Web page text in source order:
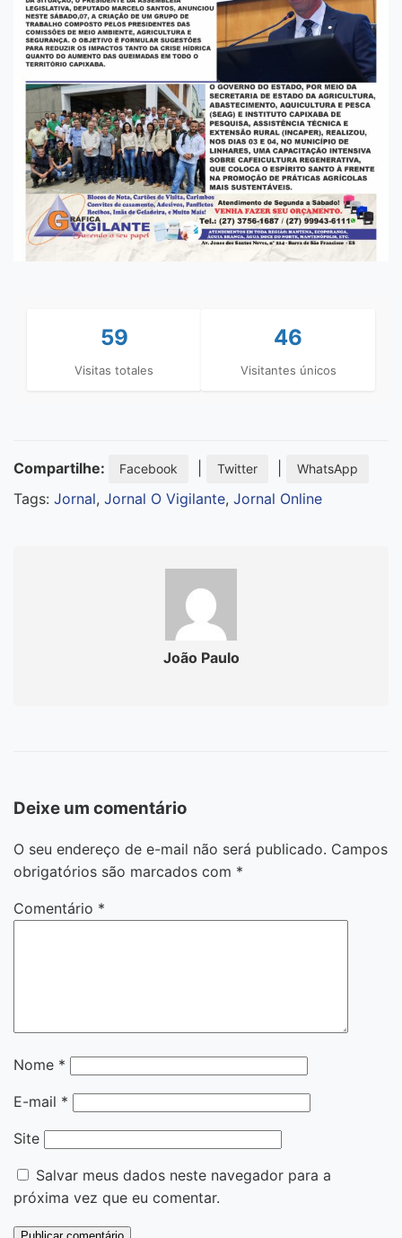
59
Visitas totales
46
Visitantes únicos
Compartilhe: Facebook Twitter WhatsApp
Tags: Jornal, Jornal O Vigilante, Jornal Online
João Paulo
Deixe um comentário
O seu endereço de e-mail não será publicado. Campos
obrigatórios são marcados com *
Comentário *
Nome *
E-mail *
Site
Salvar meus dados neste navegador para a
próxima vez que eu comentar.